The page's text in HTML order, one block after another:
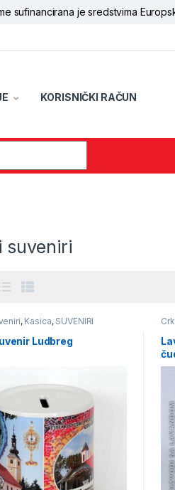
sufinancirana je sredstvima
KORISNIČKI RAČUN
suveniri
, Kasica, SUVENIRI
Ludbreg